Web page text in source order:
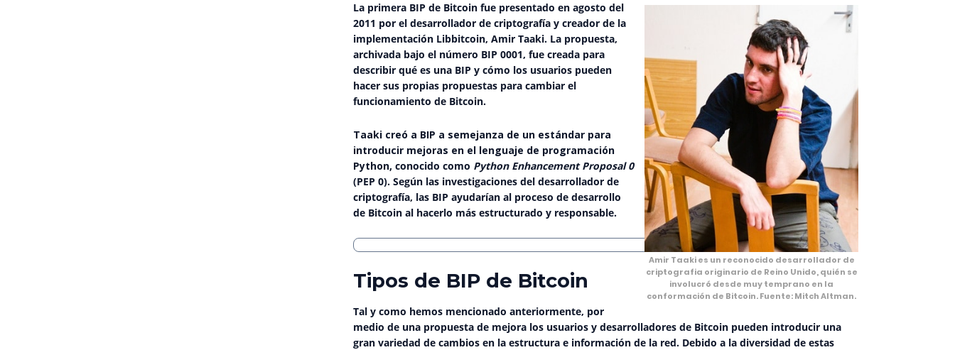
Amir Taaki es un reconocido desarrollador de
criptografia originario de Reino Unido, quién se
involucró desde muy temprano en la
conformación de Bitcoin. Fuente: Mitch Altman.
La primera BIP de Bitcoin fue presentado en agosto del
2011 por el desarrollador de criptografía y creador de la
implementación Libbitcoin, Amir Taaki. La propuesta,
archivada bajo el número BIP 0001, fue creada para
describir qué es una BIP y cómo los usuarios pueden
hacer sus propias propuestas para cambiar el
funcionamiento de Bitcoin.
Taaki creó a BIP a semejanza de un estándar para
introducir mejoras en el lenguaje de programación
Python, conocido como Python Enhancement Proposal 0
(PEP 0). Según las investigaciones del desarrollador de
criptografía, las BIP ayudarían al proceso de desarrollo
de Bitcoin al hacerlo más estructurado y responsable.
Tipos de BIP de Bitcoin
Tal y como hemos mencionado anteriormente, por
medio de una propuesta de mejora los usuarios y desarrolladores de Bitcoin pueden introducir una
gran variedad de cambios en la estructura e información de la red. Debido a la diversidad de estas